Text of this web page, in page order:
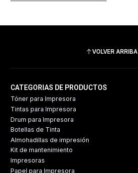
VOLVER ARRIBA
CATEGORIAS DE PRODUCTOS
Tóner para Impresora
Tintas para Impresora
Drum para Impresora
Botellas de Tinta
Almohadillas de impresión
Kit de mantenimiento
Impresoras
Papel para Impresora